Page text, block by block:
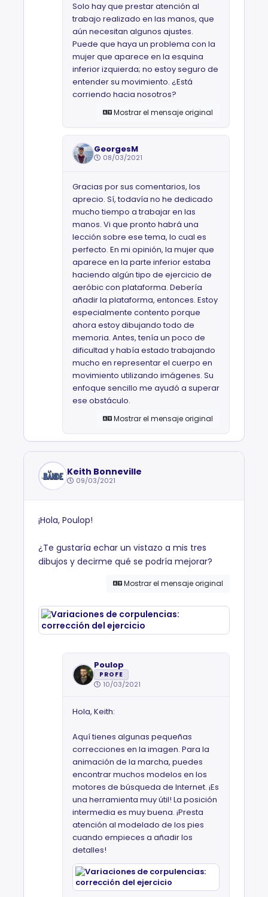
Solo hay que prestar atención al
trabajo realizado en las manos, que
aún necesitan algunos ajustes.
Puede que haya un problema con la
mujer que aparece en la esquina
inferior izquierda; no estoy seguro de
entender su movimiento. ¿Está
corriendo hacia nosotros?
Mostrar el mensaje original
GeorgesM
08/03/2021
Gracias por sus comentarios, los
aprecio. Sí, todavía no he dedicado
mucho tiempo a trabajar en las
manos. Vi que pronto habrá una
lección sobre ese tema, lo cual es
perfecto. En mi opinión, la mujer que
aparece en la parte inferior estaba
haciendo algún tipo de ejercicio de
aeróbic con plataforma. Debería
añadir la plataforma, entonces. Estoy
especialmente contento porque
ahora estoy dibujando todo de
memoria. Antes, tenía un poco de
dificultad y había estado trabajando
mucho en representar el cuerpo en
movimiento utilizando imágenes. Su
enfoque sencillo me ayudó a superar
ese obstáculo.
Mostrar el mensaje original
Keith Bonneville
09/03/2021
¡Hola, Poulop!
¿Te gustaría echar un vistazo a mis tres
dibujos y decirme qué se podría mejorar?
Mostrar el mensaje original
Poulop
PROFE
10/03/2021
Hola, Keith:
Aquí tienes algunas pequeñas
correcciones en la imagen. Para la
animación de la marcha, puedes
encontrar muchos modelos en los
motores de búsqueda de Internet. ¡Es
una herramienta muy útil! La posición
intermedia es muy buena. ¡Presta
atención al modelado de los pies
cuando empieces a añadir los
detalles!